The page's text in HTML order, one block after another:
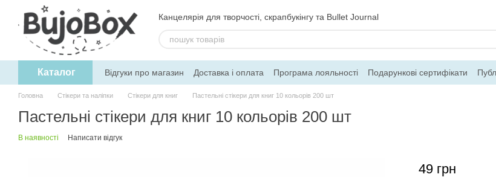
Перейти до основного контенту
Канцелярія для творчості, скрапбукінгу та Bullet Journal
Каталог Відгуки про магазин Доставка і оплата Програма лояльності Подарункові сертифікати
Угода користувача
Обмін та повернення Блог Контакти Про магазин
Головна Стікери та наліпки Стікери для книг Пастельні стікери для книг 10 кольорів 200 шт
Пастельні стікери для книг 10 кольорів 200 шт
В наявності Написати відгук
49 грн